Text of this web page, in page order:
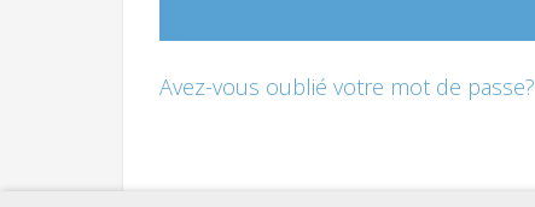
Avez-vous oublié votre mot de passe?